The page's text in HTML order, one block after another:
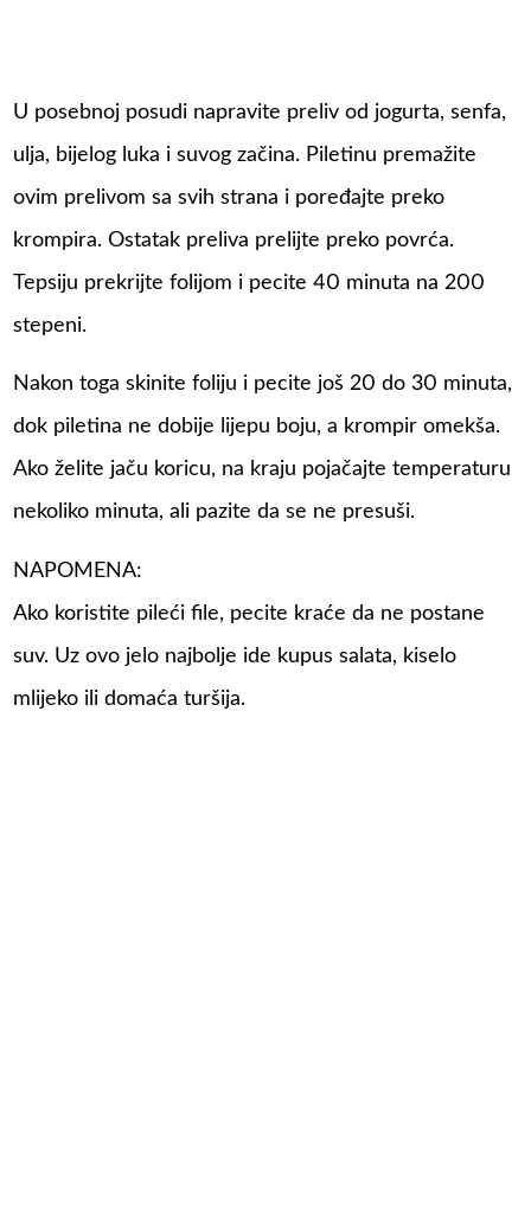
U posebnoj posudi napravite preliv od jogurta, senfa,
ulja, bijelog luka i suvog začina. Piletinu premažite
ovim prelivom sa svih strana i poređajte preko
krompira. Ostatak preliva prelijte preko povrća.
Tepsiju prekrijte folijom i pecite 40 minuta na 200
stepeni.
Nakon toga skinite foliju i pecite još 20 do 30 minuta,
dok piletina ne dobije lijepu boju, a krompir omekša.
Ako želite jaču koricu, na kraju pojačajte temperaturu
nekoliko minuta, ali pazite da se ne presuši.
NAPOMENA:
Ako koristite pileći file, pecite kraće da ne postane
suv. Uz ovo jelo najbolje ide kupus salata, kiselo
mlijeko ili domaća turšija.